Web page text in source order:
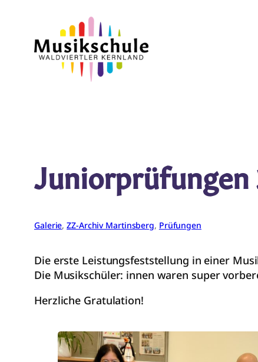
springen
Juniorprüfungen
Galerie, ZZ-Archiv Martinsberg, Prüfungen
Die erste Leistungsfeststellung in einer
Die Musikschüler: innen waren super
Herzliche Gratulation!